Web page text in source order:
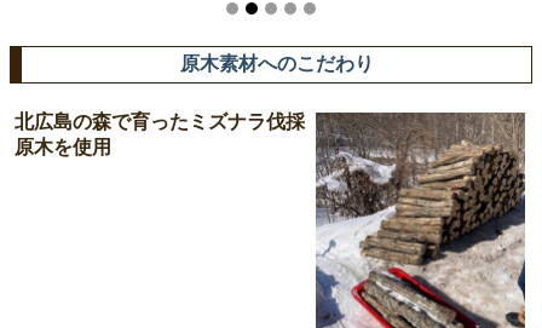
原木素材へのこだわり
北広島の森で育ったミズナラ伐採
原木を使用